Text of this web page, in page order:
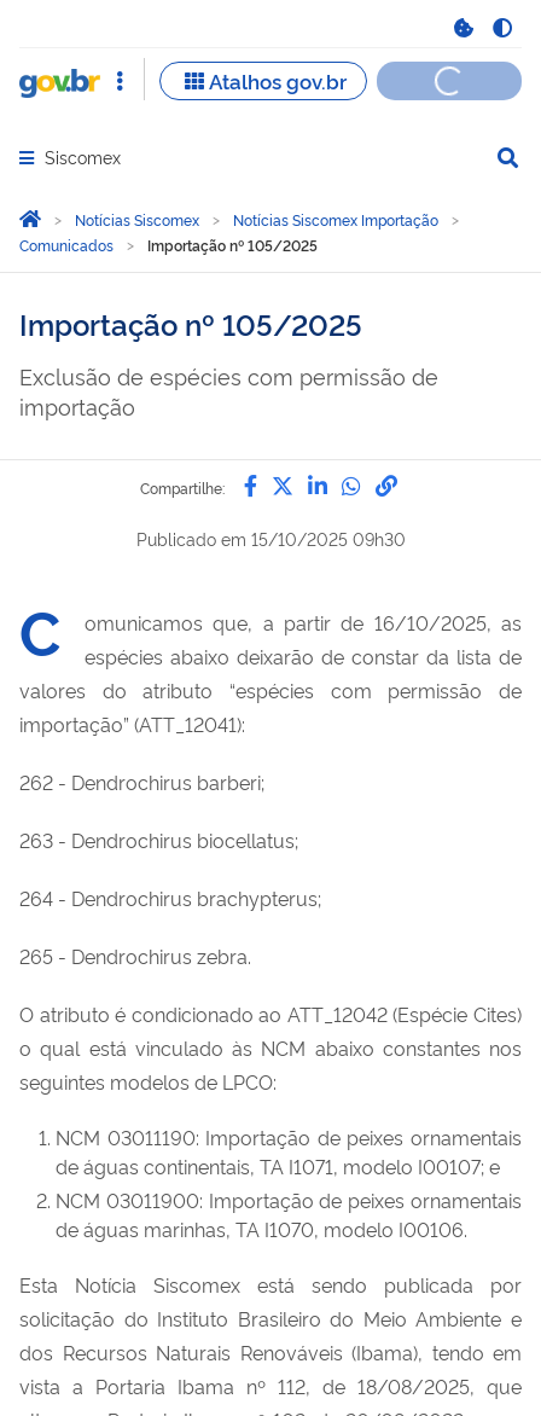
Abrir menu principal de navegação
Siscomex
Você está aqui:
Página Inicial
Notícias Siscomex
Notícias Siscomex Importação
Comunicados
Importação nº 105/2025
Importação nº 105/2025
Exclusão de espécies com permissão de
importação
Compartilhe: Compartilhe por Facebook
Compartilhe por Twitter
Compartilhe por
Compartilhe
link para
Publicado em 15/10/2025 09h30
C
omunicamos que, a partir de 16/10/2025, as
espécies abaixo deixarão de constar da lista de
valores do atributo “espécies com permissão de
importação” (ATT_12041):
262 - Dendrochirus barberi;
263 - Dendrochirus biocellatus;
264 - Dendrochirus brachypterus;
265 - Dendrochirus zebra.
O atributo é condicionado ao ATT_12042 (Espécie Cites)
o qual está vinculado às NCM abaixo constantes nos
seguintes modelos de LPCO:
NCM 03011190: Importação de peixes ornamentais
de águas continentais, TA I1071, modelo I00107; e
NCM 03011900: Importação de peixes ornamentais
de águas marinhas, TA I1070, modelo I00106.
Esta Notícia Siscomex está sendo publicada por
solicitação do Instituto Brasileiro do Meio Ambiente e
dos Recursos Naturais Renováveis (Ibama), tendo em
vista a Portaria Ibama nº 112, de 18/08/2025, que